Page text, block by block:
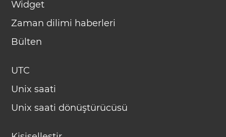
Widget
Zaman dilimi haberleri
Bülten
UTC
Unix saati
Unix saati dönüştürücüsü